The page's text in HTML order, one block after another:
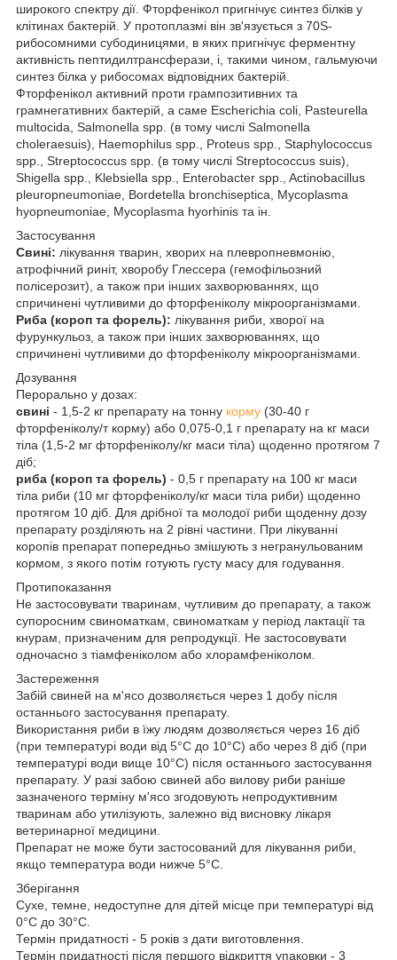
широкого спектру дії. Фторфенікол пригнічує синтез білків у
клітинах бактерій. У протоплазмі він зв'язується з 70S-
рибосомними субодиницями, в яких пригнічує ферментну
активність пептидилтрансферази, і, такими чином, гальмуючи
синтез білка у рибосомах відповідних бактерій.
Фторфенікол активний проти грампозитивних та
грамнегативних бактерій, а саме Escherichia coli, Pasteurella
multocida, Salmonella spp. (в тому числі Salmonella
choleraesuis), Haemophilus spp., Proteus spp., Staphylococcus
spp., Streptococcus spp. (в тому числі Streptococcus suis),
Shigella spp., Klebsiella spp., Enterobacter spp., Actinobacillus
pleuropneumoniae, Bordetella bronchiseptica, Mycoplasma
hyopneumoniae, Mycoplasma hyorhinis та ін.
Застосування
Свині: лікування тварин, хворих на плевропневмонію,
атрофічний риніт, хворобу Глессера (гемофільозний
полісерозит), а також при інших захворюваннях, що
спричинені чутливими до фторфеніколу мікроорганізмами.
Риба (короп та форель): лікування риби, хворої на
фурункульоз, а також при інших захворюваннях, що
спричинені чутливими до фторфеніколу мікроорганізмами.
Дозування
Перорально у дозах:
свині - 1,5-2 кг препарату на тонну корму (30-40 г
фторфеніколу/т корму) або 0,075-0,1 г препарату на кг маси
тіла (1,5-2 мг фторфеніколу/кг маси тіла) щоденно протягом 7
діб;
риба (короп та форель) - 0,5 г препарату на 100 кг маси
тіла риби (10 мг фторфеніколу/кг маси тіла риби) щоденно
протягом 10 діб. Для дрібної та молодої риби щоденну дозу
препарату розділяють на 2 рівні частини. При лікуванні
коропів препарат попередньо змішують з негранульованим
кормом, з якого потім готують густу масу для годування.
Протипоказання
Не застосовувати тваринам, чутливим до препарату, а також
супоросним свиноматкам, свиноматкам у період лактації та
кнурам, призначеним для репродукції. Не застосовувати
одночасно з тіамфеніколом або хлорамфеніколом.
Застереження
Забій свиней на м'ясо дозволяється через 1 добу після
останнього застосування препарату.
Використання риби в їжу людям дозволяється через 16 діб
(при температурі води від 5°С до 10°С) або через 8 діб (при
температурі води вище 10°С) після останнього застосування
препарату. У разі забою свиней або вилову риби раніше
зазначеного терміну м'ясо згодовують непродуктивним
тваринам або утилізують, залежно від висновку лікаря
ветеринарної медицини.
Препарат не може бути застосований для лікування риби,
якщо температура води нижче 5°С.
Зберігання
Сухе, темне, недоступне для дітей місце при температурі від
0°С до 30°С.
Термін придатності - 5 років з дати виготовлення.
Термін придатності після першого відкриття упаковки - 3